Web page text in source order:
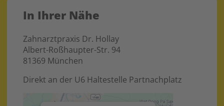
In Ihrer Nähe
Zahnarztpraxis Dr. Hollay
Albert-Roßhaupter-Str. 94
81369 München
Direkt an der U6 Haltestelle Partnachplatz